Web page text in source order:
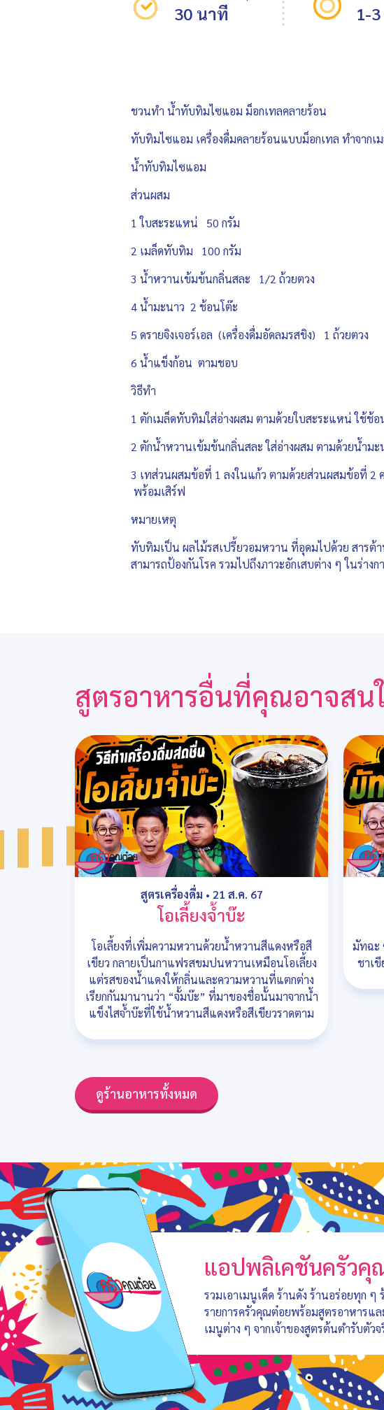
30 นาที 1-
ชวนทำ น้ำทับทิมไซแอม ม็อกเทลคลายร้อน
ทับทิมไซแอม เครื่องดื่มคลายร้อนแบบม็อกเทล ทำจาก
น้ำทับทิมไซแอม
ส่วนผสม
1 ใบสะระแหน่ 50 กรัม
2 เมล็ดทับทิม 100 กรัม
3 น้ำหวานเข้มข้นกลิ่นสละ 1/2 ถ้วยตวง
4 น้ำมะนาว 2 ช้อนโต๊ะ
5 ดรายจิงเจอร์เอล (เครื่องดื่มอัดลมรสขิง) 1 ถ้วยตวง
6 น้ำแข็งก้อน ตามชอบ
วิธีทำ
1 ตักเมล็ดทับทิมใส่อ่างผสม ตามด้วยใบสะระแหน่ ใช้
2 ตักน้ำหวานเข้มข้นกลิ่นสละ ใส่อ่างผสม ตามด้วยน้ำมะ
3 เทส่วนผสมข้อที่ 1 ลงในแก้ว ตามด้วยส่วนผสมข้อที่
พร้อมเสิร์ฟ
หมายเหตุ
ทับทิมเป็น ผลไม้รสเปรี้ยวอมหวาน ที่อุดมไปด้วย สาร
สามารถป้องกันโรค รวมไปถึงภาวะอักเสบต่าง ๆ ในร่างก
สูตรอาหารอื่นที่คุณอาจสน
สูตรเครื่องดื่ม • 21 ส.ค. 67
โอเลี้ยงจ้ำบ๊ะ
โอเลี้ยงที่เพิ่มความหวานด้วยน้ำหวานสีแดงหรือสี
เขียว กลายเป็นกาแฟรสขมปนหวานเหมือนโอเลี้ยง
แต่รสของน้ำแดงให้กลิ่นและความหวานที่แตกต่าง
เรียกกันมานานว่า “จั้มบ๊ะ” ที่มาของชื่อนั้นมาจากน้ำ
แข็งไสจ้ำบ๊ะที่ใช้น้ำหวานสีแดงหรือสีเขียวราดตาม
มัทฉะ
ชาเ
ดูร้านอาหารทั้งหมด
แอปพลิเคชันครัวคุ
รวมเอาเมนูเด็ด ร้านดัง ร้านอร่อยทุก ๆ
รายการครัวคุณต๋อยพร้อมสูตรอาหารแล
เมนูต่าง ๆ จากเจ้าของสูตรต้นตำรับตัวจ